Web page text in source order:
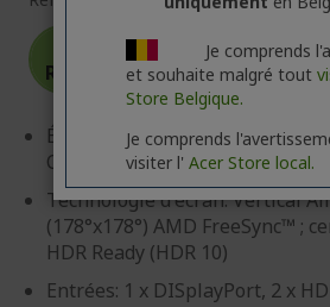
€40 DE
RÉDUCTION
Écran: 68,6 cm (27") Full HD
Curved 1500R
Technologie d'écran: Vertical
(178°x178°) AMD FreeSync™ ;
HDR Ready (HDR 10)
Entrées: 1 x DISplayPort, 2 x
Je comprends
et souhaite malgré tout
Store Belgique.
Je comprends
visiter l' Acer Store local.